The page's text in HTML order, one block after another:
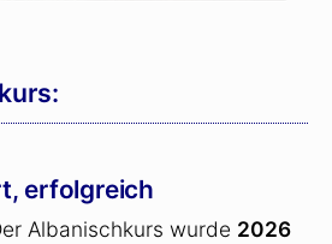
erfolgreich
Albanischkurs wurde 2026